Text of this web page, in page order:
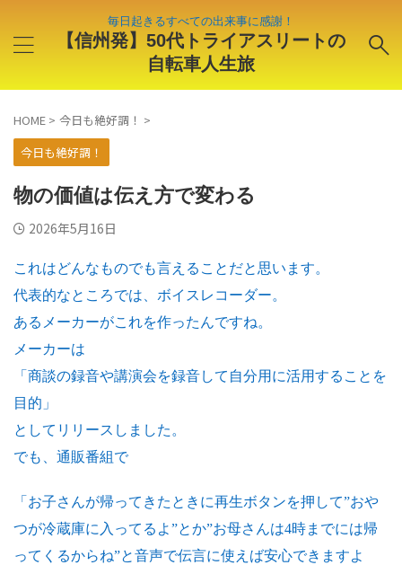
毎日起きるすべての出来事に感謝！
【信州発】50代トライアスリートの
自転車人生旅
HOME > 今日も絶好調！ >
今日も絶好調！
物の価値は伝え方で変わる
2026年5月16日
これはどんなものでも言えることだと思います。
代表的なところでは、ボイスレコーダー。
あるメーカーがこれを作ったんですね。
メーカーは
「商談の録音や講演会を録音して自分用に活用することを
目的」
としてリリースしました。
でも、通販番組で
「お子さんが帰ってきたときに再生ボタンを押して”おや
つが冷蔵庫に入ってるよ”とか”お母さんは4時までには帰
ってくるからね”と音声で伝言に使えば安心できますよ